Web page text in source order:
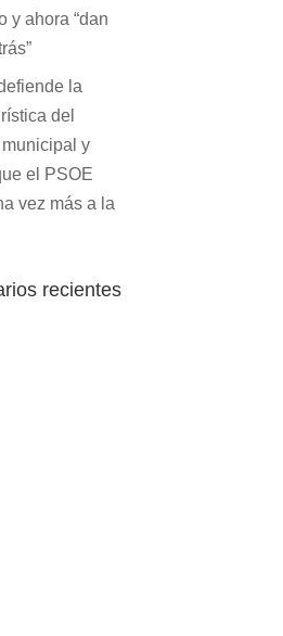
y ahora “dan
la
del
y
el PSOE
vez más a la
recientes